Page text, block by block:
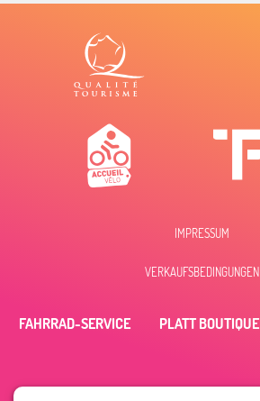
IMPRESSUM
VERKAUFSBEDINGUNGEN
FAHRRAD-SERVICE PLATT BOUTIQUE